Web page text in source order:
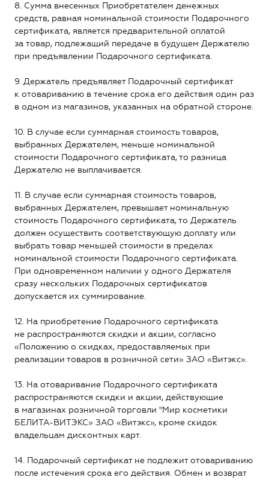
8. Сумма внесенных Приобретателем денежных
средств, равная номинальной стоимости Подарочного
сертификата, является предварительной оплатой
за товар, подлежащий передаче в будущем Держателю
при предъявлении Подарочного сертификата.
9. Держатель предъявляет Подарочный сертификат
к отовариванию в течение срока его действия один раз
в одном из магазинов, указанных на обратной стороне.
10. В случае если суммарная стоимость товаров,
выбранных Держателем, меньше номинальной
стоимости Подарочного сертификата, то разница
Держателю не выплачивается.
11. В случае если суммарная стоимость товаров,
выбранных Держателем, превышает номинальную
стоимость Подарочного сертификата, то Держатель
должен осуществить соответствующую доплату или
выбрать товар меньшей стоимости в пределах
номинальной стоимости Подарочного сертификата.
При одновременном наличии у одного Держателя
сразу нескольких Подарочных сертификатов
допускается их суммирование.
12. На приобретение Подарочного сертификата
не распространяются скидки и акции, согласно
«Положению о скидках, предоставляемых при
реализации товаров в розничной сети» ЗАО «Витэкс».
13. На отоваривание Подарочного сертификата
распространяются скидки и акции, действующие
в магазинах розничной торговли "Мир косметики
БЕЛИТА-ВИТЭКС» ЗАО «Витэкс», кроме скидок
владельцам дисконтных карт.
14. Подарочный сертификат не подлежит отовариванию
после истечения срока его действия. Обмен и возврат